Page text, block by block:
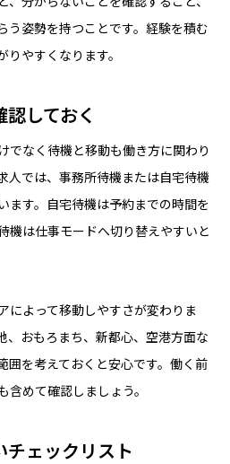
う姿勢を持つことです。経験を積む
やすくなります。
しておく
でなく待機と移動も働き方に関わり
人では、事務所待機または自宅待機
ます。自宅待機は予約までの時間を
機は仕事モードへ切り替えやすいと
によって移動しやすさが変わりま
、おもろまち、新都心、空港方面な
囲を考えておくと安心です。働く前
めて確認しましょう。
ェックリスト